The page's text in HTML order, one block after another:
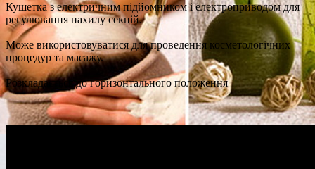
Кушетка з електричним підйомником і електроприводом для
регулювання нахилу секцій.
Може використовуватися для проведення косметологічних
процедур та масажу.
Розкладається до горизонтального положення